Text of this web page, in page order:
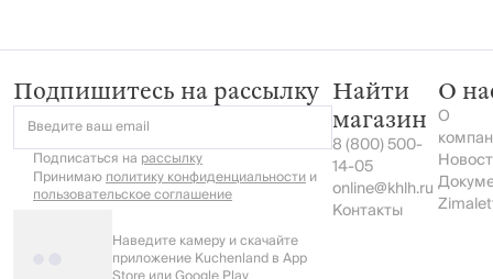
Подпишитесь на рассылку
Введите ваш email
Подписаться на рассылку
Принимаюполитику конфиденциальностии
пользовательское соглашение
Наведите камеру и скачайте
приложение Kuchenland в App
Найти
магазин
8 (800) 500-
14-05
online@khlh.ru
Контакты
О
О